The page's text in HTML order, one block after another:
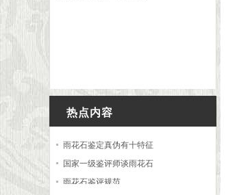
热点内容
雨花石鉴定真伪有十特征
国家一级鉴评师谈雨花石
雨花石鉴评规范